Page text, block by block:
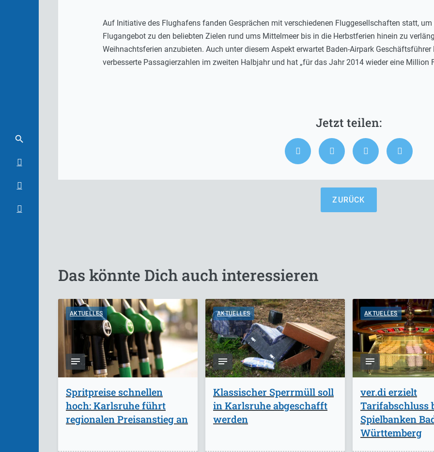
Auf Initiative des Flughafens fanden Gesprächen mit verschiedenen Fluggesellschaften statt,
Flugangebot zu den beliebten Zielen rund ums Mittelmeer bis in die Herbstferien hinein zu
Weihnachtsferien anzubieten. Auch unter diesem Aspekt erwartet Baden-Airpark
verbesserte Passagierzahlen im zweiten Halbjahr und hat „für das Jahr 2014 wieder eine Million
ZURÜCK
Das könnte Dich auch interessieren
AKTUELLES
Spritpreise schnellen
hoch: Karlsruhe führt
regionalen Preisanstieg an
AKTUELLES
Klassischer Sperrmüll soll
in Karlsruhe abgeschafft
werden
AKTUELLES
ver.di erzielt
Tarifabschluss
Spielbanken
Württemberg